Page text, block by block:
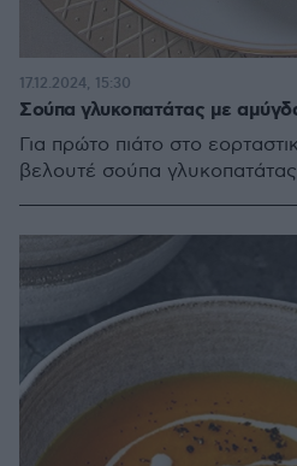
Σούπα γλυκοπατάτας με
Για πρώτο πιάτο στο
βελουτέ σούπα γλυκοπατάτας
17.12.2024, 15:30